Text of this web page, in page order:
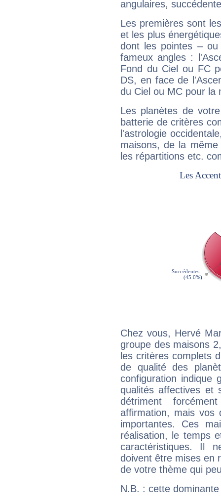
angulaires,
Les premières sont
et les plus
dont les pointes –
fameux angles :
Fond du Ciel ou FC
DS, en face de
du Ciel ou MC pour la
Les planètes de
batterie de critères
l'astrologie
maisons, de la
les répartitions etc.
Chez vous, Hervé
groupe des maisons
les critères complets
de qualité des
configuration indique
qualités affectives et
détriment
affirmation, mais
importantes. Ces
réalisation, le temps
caractéristiques. Il
doivent être mises en
de votre thème qui
N.B. : cette